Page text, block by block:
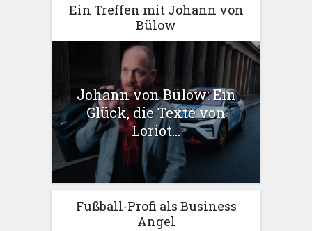
Ein Treffen mit Johann von
Bülow
Johann von Bülow: Ein
Glück, die Texte von
Loriot...
Fußball-Profi als Business
Angel